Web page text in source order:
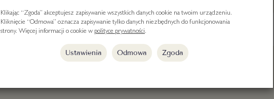
Klikając “Zgoda” akceptujesz zapisywanie wszystkich danych cookie na twoim urządzeniu.
Kliknięcie “Odmowa” oznacza zapisywanie tylko danych niezbędnych do funkcjonowania
strony. Więcej informacji o cookie w polityce prywatności.
Ustawienia Odmowa Zgoda